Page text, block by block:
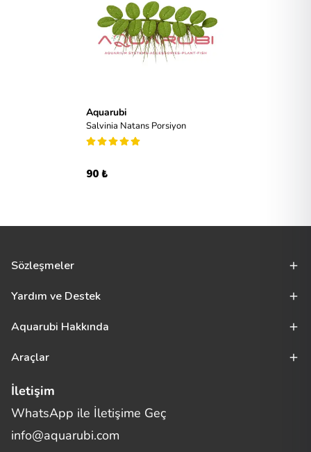
Aquarubi
Salvinia Natans Porsiyon
90 ₺
Sözleşmeler
Yardım ve Destek
Aquarubi Hakkında
Araçlar
İletişim
WhatsApp ile İletişime Geç
info@aquarubi.com
Merhaba! Size nasıl yardımcı
olabilirim?